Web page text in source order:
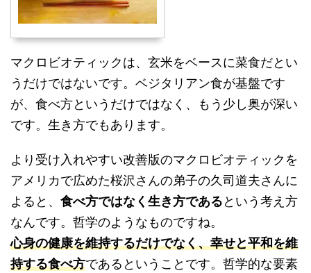
マクロビオティックは、玄米をベースに菜食だとい
うだけではないです。ベジタリアン食が基盤です
が、食べ方というだけではなく、もう少し奥が深い
です。生き方でもあります。
より受け入れやすい改善版のマクロビオティックを
アメリカで広めた桜沢さんの弟子の久司道夫さんに
よると、 食べ方ではなく生き方であるという考え方
なんです。哲学のようなものですね。
心身の健康を維持するだけでなく、幸せと平和を維
持する食べ方であるということです。哲学的な要素